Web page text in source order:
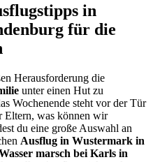
in
für die
Herausforderung die
unter einen Hut zu
Wochenende steht vor der Tür
Eltern, was können wir
du eine große Auswahl an
Ausflug in Wustermark in
marsch bei Karls in